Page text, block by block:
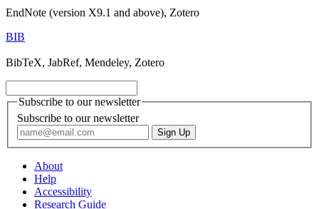
EndNote (version X9.1 and above), Zotero
BIB
BibTeX, JabRef, Mendeley, Zotero
Subscribe to our newsletter
Subscribe to our newsletter
About
Help
Accessibility
Research Guide